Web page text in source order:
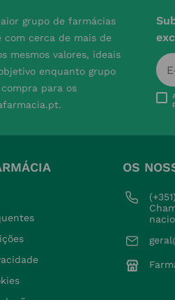
grupo de farmácias
cerca de mais de
mesmos valores, ideais
enquanto grupo
para os
OS